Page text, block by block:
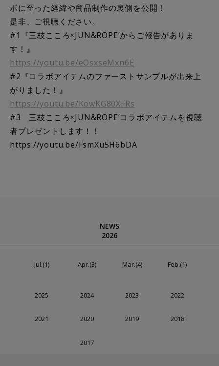
ボに至った経緯や商品制作の裏側を公開！
是非、ご視聴ください。
#1『三枝こころ×JUN&ROPE’からご報告がありま
す！』
https://youtu.be/eOsxseMxn6E
#2『コラボアイテムのファーストサンプルが出来上
がりました！』
https://youtu.be/KowKG80XFRs
#3 三枝こころ×JUN&ROPE’コラボアイテムを視聴
者プレゼントします！！
https://youtu.be/FsmXu5H6bDA
NEWS
2026
Jul.(1) Apr.(3) Mar.(4) Feb.(1)
2025 2024 2023 2022
2021 2020 2019 2018
2017